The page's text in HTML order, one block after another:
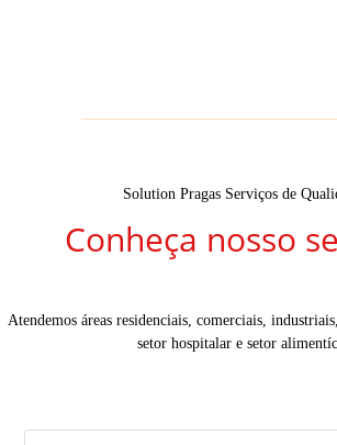
Solution Pragas Serviços de
Conheça nosso
Atendemos áreas residenciais, comerciais,
setor hospitalar e setor